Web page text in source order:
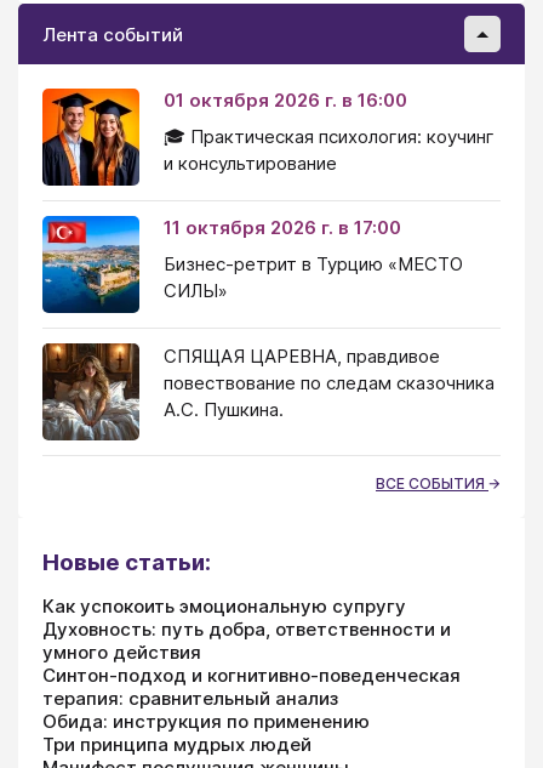
Лента событий
01 октября 2026 г. в 16:00
🎓 Практическая психология: коучинг
и консультирование
11 октября 2026 г. в 17:00
Бизнес-ретрит в Турцию «МЕСТО
СИЛЫ»
СПЯЩАЯ ЦАРЕВНА, правдивое
повествование по следам сказочника
А.С. Пушкина.
ВСЕ СОБЫТИЯ
Новые статьи:
Как успокоить эмоциональную супругу
Духовность: путь добра, ответственности и
умного действия
Синтон-подход и когнитивно-поведенческая
терапия: сравнительный анализ
Обида: инструкция по применению
Три принципа мудрых людей